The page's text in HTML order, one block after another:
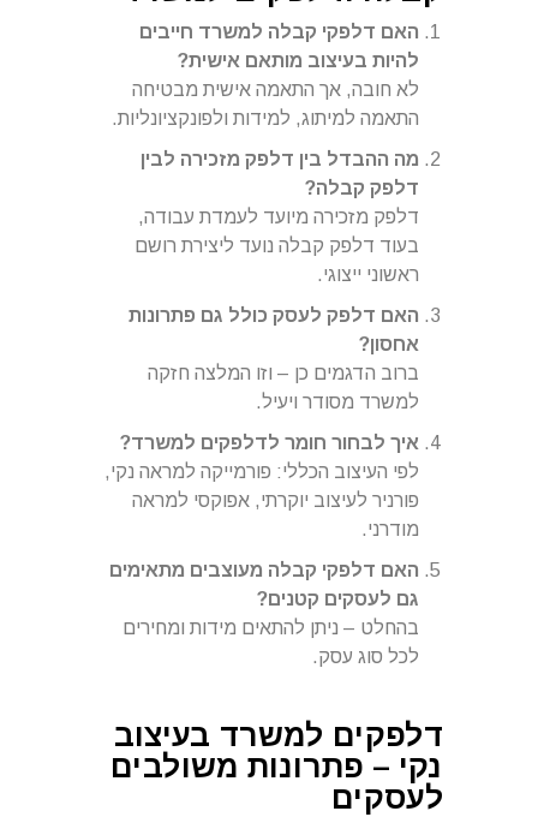
האם דלפקי קבלה למשרד חייבים
להיות בעיצוב מותאם אישית?
לא חובה, אך התאמה אישית מבטיחה
התאמה למיתוג, למידות ולפונקציונליות.
מה ההבדל בין דלפק מזכירה לבין
דלפק קבלה?
דלפק מזכירה מיועד לעמדת עבודה,
בעוד דלפק קבלה נועד ליצירת רושם
ראשוני ייצוגי.
האם דלפק לעסק כולל גם פתרונות
אחסון?
ברוב הדגמים כן – וזו המלצה חזקה
למשרד מסודר ויעיל.
איך לבחור חומר לדלפקים למשרד?
לפי העיצוב הכללי: פורמייקה למראה נקי,
פורניר לעיצוב יוקרתי, אפוקסי למראה
מודרני.
האם דלפקי קבלה מעוצבים מתאימים
גם לעסקים קטנים?
בהחלט – ניתן להתאים מידות ומחירים
לכל סוג עסק.
דלפקים למשרד בעיצוב
נקי – פתרונות משולבים
לעסקים